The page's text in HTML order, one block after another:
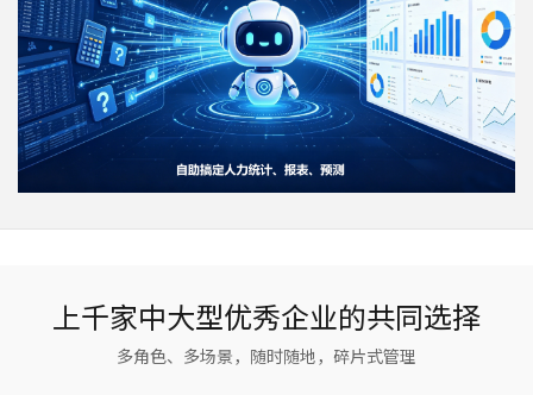
上千家中大型优秀企业的共同选择
多角色、多场景，随时随地，碎片式管理